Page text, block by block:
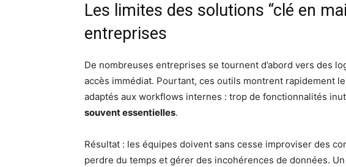
Les limites des solutions “clé en
entreprises
De nombreuses entreprises se tournent d’abord vers des
accès immédiat. Pourtant, ces outils montrent rapidement
adaptés aux workflows internes : trop de fonctionnalités
souvent essentielles.
Résultat : les équipes doivent sans cesse improviser des
perdre du temps et gérer des incohérences de données.